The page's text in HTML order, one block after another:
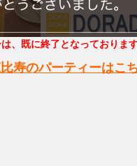
、既に終了となっております
寿のパーティーはこ